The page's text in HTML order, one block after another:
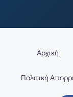
Αρχική
Πολιτική